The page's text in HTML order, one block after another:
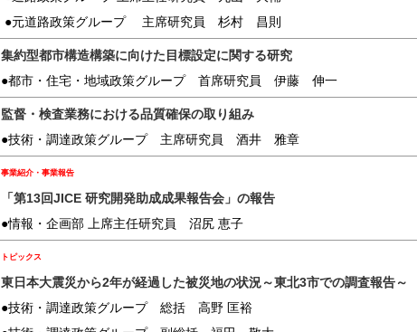
●元道路政策グループ 主席研究員 杉村 昌則
集約型都市構造構築に向けた目標設定に関する研究
●都市・住宅・地域政策グループ 首席研究員 伊藤 伸一
監督・検査業務における品質確保の取り組み
●技術・調達政策グループ 主席研究員 酒井 雅章
事業紹介・事業報告
「第13回JICE 研究開発助成成果報告会」の報告
●情報・企画部 上席主任研究員 沼尻 恵子
トピックス
東日本大震災から2年が経過した被災地の状況～東北3市での調査報告～
●技術・調達政策グループ 総括 高野 匡裕